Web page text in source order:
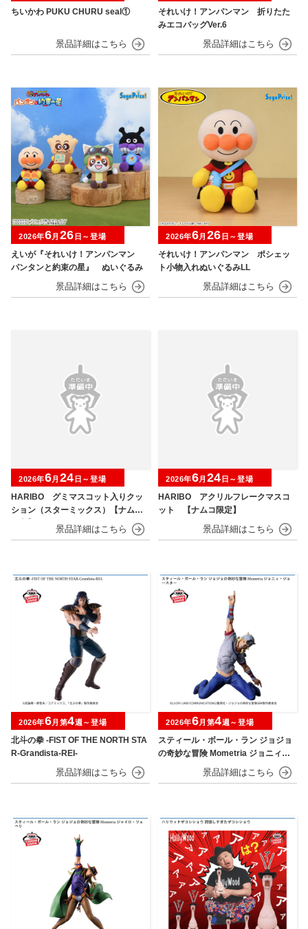
ちいかわ PUKU CHURU seal①
それいけ！アンパンマン 折りたた
みエコバッグVer.6
えいが『それいけ！アンパンマン
パンタンと約束の星』 ぬいぐるみ
2026年6月 26 日～登場
それいけ！アンパンマン ポシェッ
ト小物入れぬいぐるみLL
2026年6月 26 日～登場
HARIBO グミマスコット入りクッ
ション（スターミックス）【ナムコ
2026年6月 24 日～登場
HARIBO アクリルフレークマスコ
ット 【ナムコ限定】
2026年6月 24 日～登場
北斗の拳 -FIST OF THE NORTH STA
R-Grandista-REI-
2026年6月第4週～登場
スティール・ボール・ラン ジョジョ
の奇妙な冒険 Mometria ジョニィ・
ジョースター
2026年6月第4週～登場